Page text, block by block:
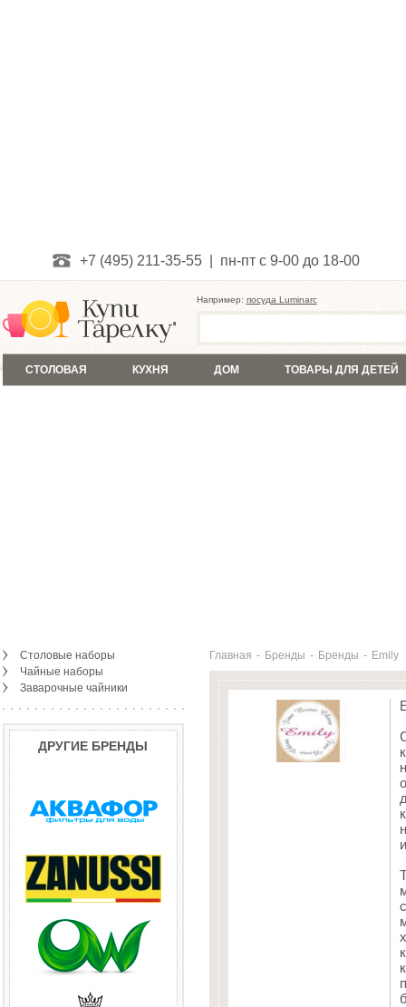
+7 (495) 211-35-55 | пн-пт с 9-00 до 18-00
Например: посуда Luminarc
СТОЛОВАЯ КУХНЯ ДОМ ТОВАРЫ ДЛЯ ДЕТЕЙ
Столовые наборы
Чайные наборы
Заварочные чайники
ДРУГИЕ БРЕНДЫ
Главная - Бренды - Бренды - Emily